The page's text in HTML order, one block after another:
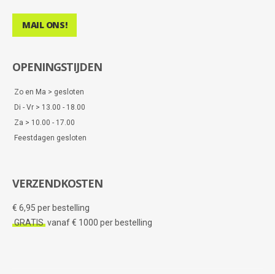
MAIL ONS!
OPENINGSTIJDEN
Zo en Ma > gesloten
Di - Vr > 13.00 - 18.00
Za > 10.00 - 17.00
Feestdagen gesloten
VERZENDKOSTEN
€ 6,95 per bestelling
GRATIS vanaf € 1000 per bestelling